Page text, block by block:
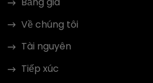
Về chúng tôi
Tài nguyên
Tiếp xúc